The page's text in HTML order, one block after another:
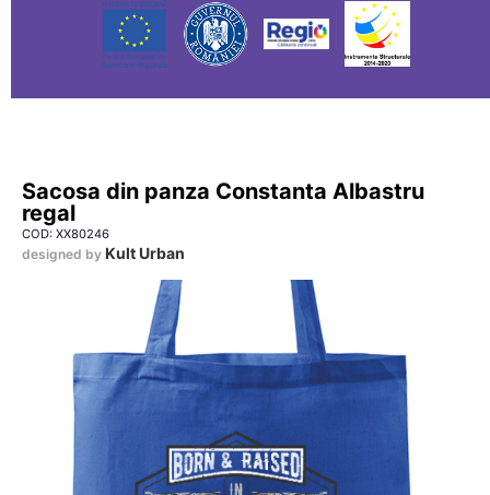
Sacosa din panza Constanta Albastru
regal
COD: XX80246
designed by Kult Urban